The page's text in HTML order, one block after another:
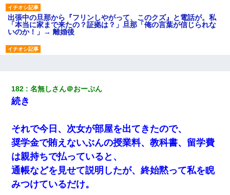
出張中の旦那から『フリンしやがって、このクズ』と電話が。私
「本当に家まで来たの？証拠は？」旦那「俺の言葉が信じられな
いのか！」→ 離婚後
何年か前に妹は離婚している。当時生まれた姪が義弟の子じゃな
かったため妹有責での離婚になり…
嘘をついてフリン旅行へ出かけた嫁→翌日、嫁「ただいま～」旦
那「娘がシんだよ。何度も連絡したのに…」嫁「えっ」→なん
と・・・
子供の頃、母の弟にイタズラされてて中学に入ってから関係を持
ってしまった。拒絶したら「全部バラしてやる」と脅迫されたの
で両親に全部話した。
182 名無しさん＠おーぷん
続き
それで今日、次女が部屋を出てきたので、
奨学金で賄えないぶんの授業料、教科書、留学費
は親持ちで払っていると、
通帳などを見せて説明したが、終始黙って私を睨
みつけているだけ。